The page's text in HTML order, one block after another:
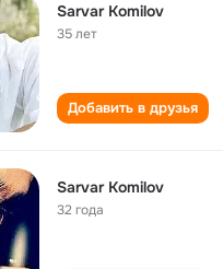
Sarvar Komilov
35 лет
Добавить в друзья
Sarvar Komilov
32 года